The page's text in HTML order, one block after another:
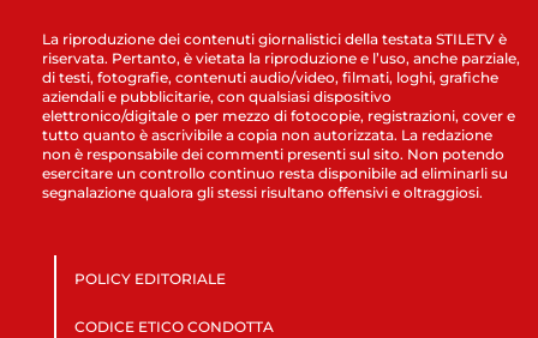
La riproduzione dei contenuti giornalistici della testata STILETV è
riservata. Pertanto, è vietata la riproduzione e l’uso, anche parziale,
di testi, fotografie, contenuti audio/video, filmati, loghi, grafiche
aziendali e pubblicitarie, con qualsiasi dispositivo
elettronico/digitale o per mezzo di fotocopie, registrazioni, cover e
tutto quanto è ascrivibile a copia non autorizzata. La redazione
non è responsabile dei commenti presenti sul sito. Non potendo
esercitare un controllo continuo resta disponibile ad eliminarli su
segnalazione qualora gli stessi risultano offensivi e oltraggiosi.
POLICY EDITORIALE
CODICE ETICO CONDOTTA